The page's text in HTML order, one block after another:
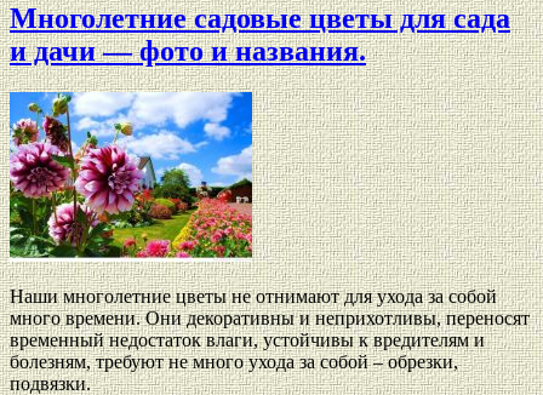
Многолетние садовые цветы для сада
и дачи — фото и названия.
Наши многолетние цветы не отнимают для ухода за собой
много времени. Они декоративны и неприхотливы, переносят
временный недостаток влаги, устойчивы к вредителям и
болезням, требуют не много ухода за собой – обрезки,
подвязки.